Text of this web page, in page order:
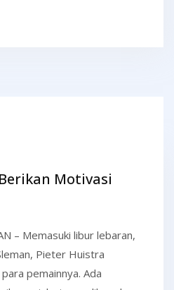
Motivasi
– Memasuki libur lebaran,
Pieter Huistra
pemainnya. Ada